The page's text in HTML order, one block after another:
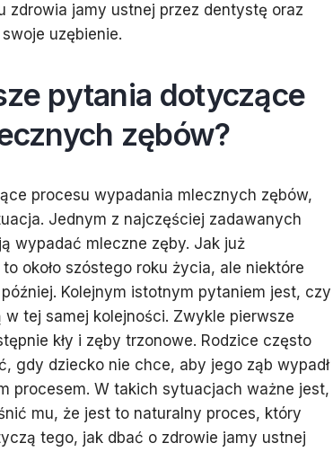
zdrowia jamy ustnej przez dentystę oraz
uzębienie.
pytania dotyczące
zębów?
procesu wypadania mlecznych zębów,
Jednym z najczęściej zadawanych
wypadać mleczne zęby. Jak już
około szóstego roku życia, ale niektóre
Kolejnym istotnym pytaniem jest, czy
tej samej kolejności. Zwykle pierwsze
kły i zęby trzonowe. Rodzice często
gdy dziecko nie chce, aby jego ząb wypadł
procesem. W takich sytuacjach ważne jest,
mu, że jest to naturalny proces, który
tego, jak dbać o zdrowie jamy ustnej